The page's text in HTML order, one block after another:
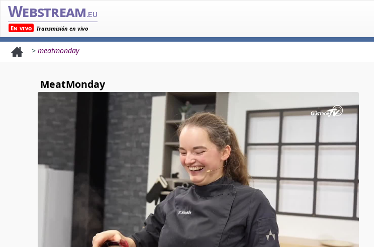
Webstream.eu
En vivo Transmisión en vivo
> meatmonday
MeatMonday